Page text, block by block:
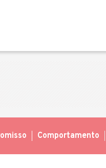
Comportamento